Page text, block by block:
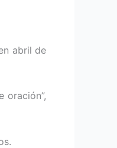
abril de
oración”,